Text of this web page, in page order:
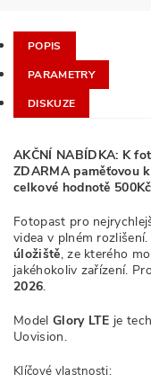
POPIS
PARAMETRY
DISKUZE
AKČNÍ NABÍDKA: K
ZDARMA paměťovou
celkové hodnotě
Fotopast pro
videa v plném
úložiště, ze kterého
jakéhokoliv zařízení.
2026.
Model Glory LTE je
Uovision.
Klíčové vlastnosti: